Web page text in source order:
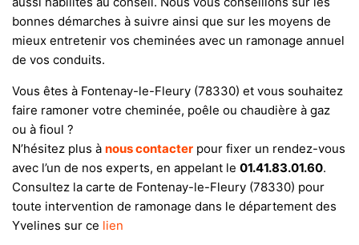
bonnes démarches à suivre ainsi que sur les moyens de
mieux entretenir vos cheminées avec un ramonage annuel
de vos conduits.
Vous êtes à Fontenay-le-Fleury (78330) et vous souhaitez
faire ramoner votre cheminée, poêle ou chaudière à gaz
ou à fioul ?
N’hésitez plus à nous contacter pour fixer un rendez-vous
avec l’un de nos experts, en appelant le 01.41.83.01.60.
Consultez la carte de Fontenay-le-Fleury (78330) pour
toute intervention de ramonage dans le département des
Yvelines sur ce lien